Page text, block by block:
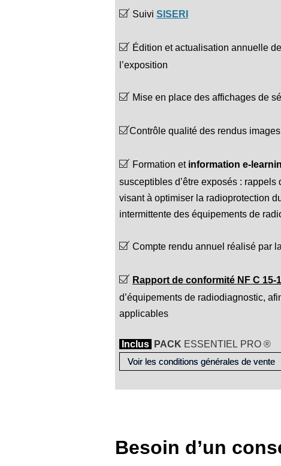
Suivi SISERI
Édition et actualisation annuelle
l’exposition
Mise en place des affichages de
Contrôle qualité des rendus
Formation et information e-
susceptibles d’être exposés :
visant à optimiser la radioprotection
intermittente des équipements de
Compte rendu annuel réalisé par
Rapport de conformité NF C 15-
d’équipements de radiodiagnostic,
applicables
Inclus PACK ESSENTIEL PRO ®
Voir les conditions générales de vente
Besoin d’un